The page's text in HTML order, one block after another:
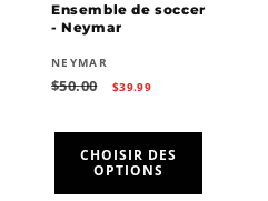
Ensemble de soccer
- Neymar
Fournisseur :
NEYMAR
Prix
$50.00
Prix
$39.99
CHOISIR DES
OPTIONS